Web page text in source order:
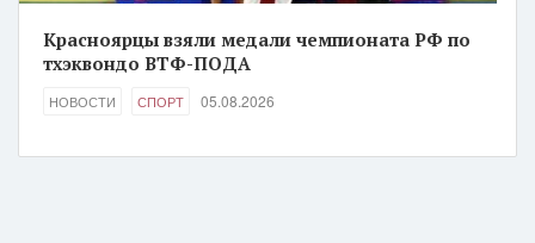
Красноярцы взяли медали чемпионата РФ по
тхэквондо ВТФ-ПОДА
НОВОСТИ СПОРТ 05.08.2026